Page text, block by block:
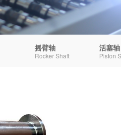
摇臂轴
Rocker Shaft
活塞轴
Piston